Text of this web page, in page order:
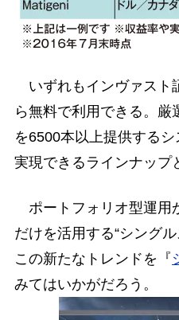
いずれもインヴァスト
ら無料で利用できる。厳
を6500本以上提供するシ
実現できるラインナップ
ポートフォリオ型運用
だけを活用する“シング
この新たなトレンドを『
みてはいかがだろう。